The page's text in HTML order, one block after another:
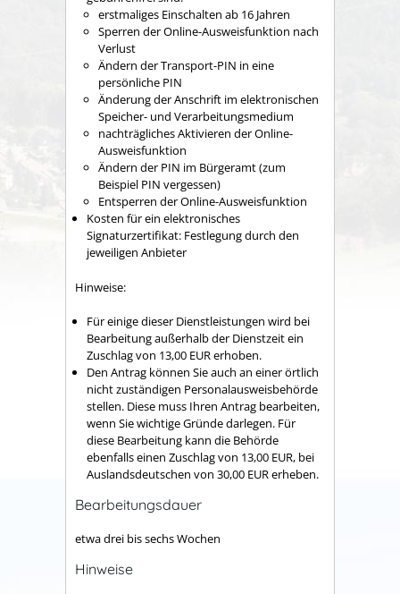
erstmaliges Einschalten ab 16 Jahren
Sperren der Online-Ausweisfunktion nach
Verlust
Ändern der Transport-PIN in eine
persönliche PIN
Änderung der Anschrift im elektronischen
Speicher- und Verarbeitungsmedium
nachträgliches Aktivieren der Online-
Ausweisfunktion
Ändern der PIN im Bürgeramt (zum
Beispiel PIN vergessen)
Entsperren der Online-Ausweisfunktion
Kosten für ein elektronisches
Signaturzertifikat: Festlegung durch den
jeweiligen Anbieter
Hinweise:
Für einige dieser Dienstleistungen wird bei
Bearbeitung außerhalb der Dienstzeit ein
Zuschlag von 13,00 EUR erhoben.
Den Antrag können Sie auch an einer örtlich
nicht zuständigen Personalausweisbehörde
stellen. Diese muss Ihren Antrag bearbeiten,
wenn Sie wichtige Gründe darlegen. Für
diese Bearbeitung kann die Behörde
ebenfalls einen Zuschlag von 13,00 EUR, bei
Auslandsdeutschen von 30,00 EUR erheben.
Bearbeitungsdauer
etwa drei bis sechs Wochen
Hinweise